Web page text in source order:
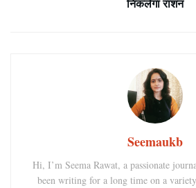
निकलेगा राशन
Seemaukb
Hi, I’m Seema Rawat, a passionate
been writing for a long time on a